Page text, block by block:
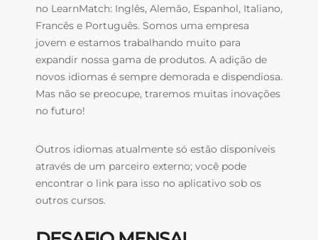
no LearnMatch: Inglês, Alemão, Espanhol, Italiano,
Francês e Português. Somos uma empresa
jovem e estamos trabalhando muito para
expandir nossa gama de produtos. A adição de
novos idiomas é sempre demorada e dispendiosa.
Mas não se preocupe, traremos muitas inovações
no futuro!
Outros idiomas atualmente só estão disponíveis
através de um parceiro externo; você pode
encontrar o link para isso no aplicativo sob os
outros cursos.